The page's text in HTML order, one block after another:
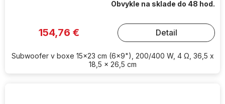
Obvykle na sklade do 48 hod.
154,76 € Detail
Subwoofer v boxe 15x23 cm (6x9"), 200/400 W, 4 Ω, 36,5 x
18,5 x 26,5 cm